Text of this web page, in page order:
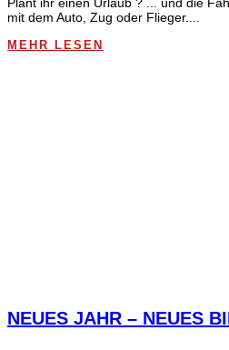
mit dem Auto, Zug oder Flieger....
MEHR LESEN
NEUES JAHR – NEUES